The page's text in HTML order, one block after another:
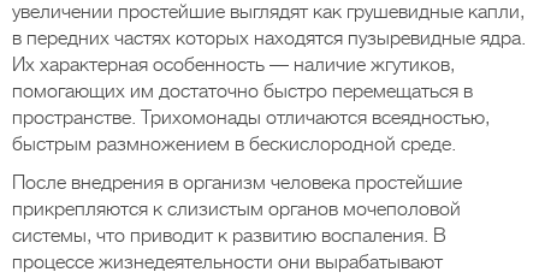
увеличении простейшие выглядят как грушевидные капли,
в передних частях которых находятся пузыревидные ядра.
Их характерная особенность — наличие жгутиков,
помогающих им достаточно быстро перемещаться в
пространстве. Трихомонады отличаются всеядностью,
быстрым размножением в бескислородной среде.
После внедрения в организм человека простейшие
прикрепляются к слизистым органов мочеполовой
системы, что приводит к развитию воспаления. В
процессе жизнедеятельности они вырабатывают